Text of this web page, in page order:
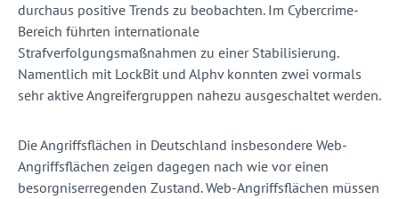
durchaus positive Trends zu beobachten. Im Cybercrime-
Bereich führten internationale
Strafverfolgungsmaßnahmen zu einer Stabilisierung.
Namentlich mit LockBit und Alphv konnten zwei vormals
sehr aktive Angreifergruppen nahezu ausgeschaltet werden.
Die Angriffsflächen in Deutschland insbesondere Web-
Angriffs­flächen zeigen dagegen nach wie vor einen
besorgniserregenden Zustand. Web-Angriffsflächen müssen